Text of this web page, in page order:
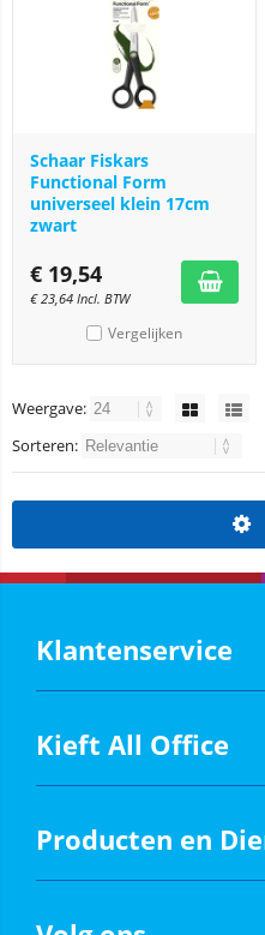
Schaar Fiskars
Functional Form
universeel klein 17cm
zwart
€ 19,54
€23,64 Incl. BTW
Vergelijken
Weergave:
Sorteren:
Klantenservice
Kieft All Office
Producten en